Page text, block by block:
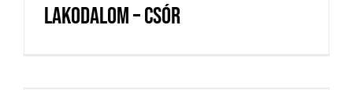
Lakodalom – Csór